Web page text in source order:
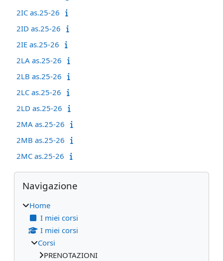
2IC as.25-26
2ID as.25-26
2IE as.25-26
2LA as.25-26
2LB as.25-26
2LC as.25-26
2LD as.25-26
2MA as.25-26
2MB as.25-26
2MC as.25-26
Blocchi
Salta Navigazione
Navigazione
Home
I miei corsi
I miei corsi
Corsi
PRENOTAZIONI